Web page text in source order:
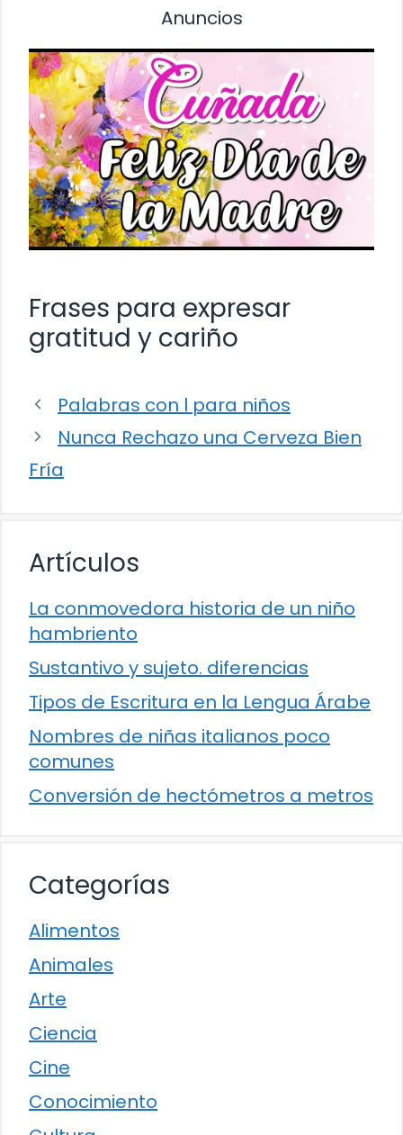
Anuncios
Frases para expresar
gratitud y cariño
Palabras con l para niños
Nunca Rechazo una Cerveza Bien
Fría
Artículos
La conmovedora historia de un niño
hambriento
Sustantivo y sujeto. diferencias
Tipos de Escritura en la Lengua Árabe
Nombres de niñas italianos poco
comunes
Conversión de hectómetros a metros
Categorías
Alimentos
Animales
Arte
Ciencia
Cine
Conocimiento